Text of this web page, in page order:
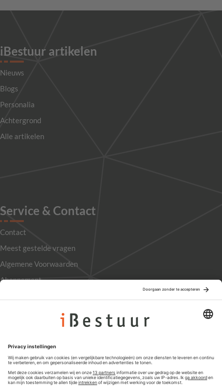
iBestuur artikelen
Nieuws
Blogs
Personalia
Achtergrond
Alle artikelen
Service & Contact
Contact
Meest gestelde vragen
Algemene Voorwaarden
Abonnement
Privacyinstellingen